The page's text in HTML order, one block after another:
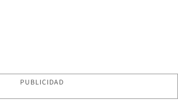
PUBLICIDAD